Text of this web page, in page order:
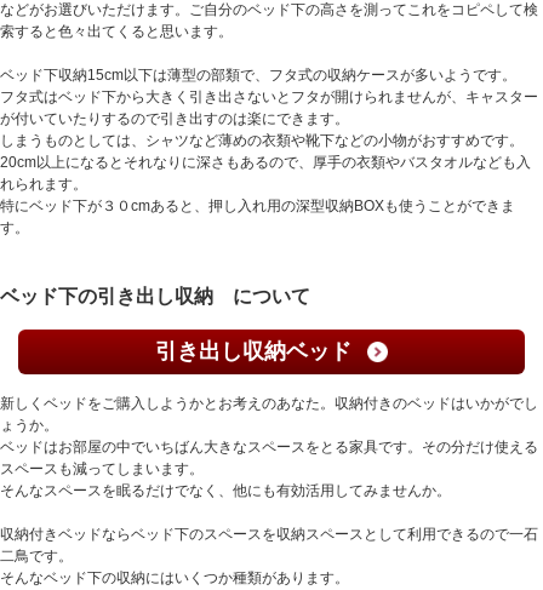
などがお選びいただけます。ご自分のベッド下の高さを測ってこれをコピペして検
索すると色々出てくると思います。
ベッド下収納15cm以下は薄型の部類で、フタ式の収納ケースが多いようです。
フタ式はベッド下から大きく引き出さないとフタが開けられませんが、キャスター
が付いていたりするので引き出すのは楽にできます。
しまうものとしては、シャツなど薄めの衣類や靴下などの小物がおすすめです。
20cm以上になるとそれなりに深さもあるので、厚手の衣類やバスタオルなども入
れられます。
特にベッド下が３０cmあると、押し入れ用の深型収納BOXも使うことができま
す。
ベッド下の引き出し収納 について
引き出し収納ベッド
新しくベッドをご購入しようかとお考えのあなた。収納付きのベッドはいかがでし
ょうか。
ベッドはお部屋の中でいちばん大きなスペースをとる家具です。その分だけ使える
スペースも減ってしまいます。
そんなスペースを眠るだけでなく、他にも有効活用してみませんか。
収納付きベッドならベッド下のスペースを収納スペースとして利用できるので一石
二鳥です。
そんなベッド下の収納にはいくつか種類があります。